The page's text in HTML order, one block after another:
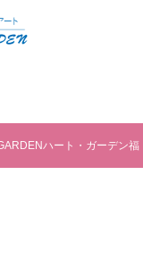
ハート・ガーデン福